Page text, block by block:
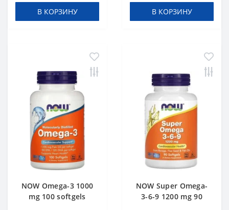
В КОРЗИНУ В КОРЗИНУ
NOW Omega-3 1000
mg 100 softgels
NOW Super Omega-
3-6-9 1200 mg 90